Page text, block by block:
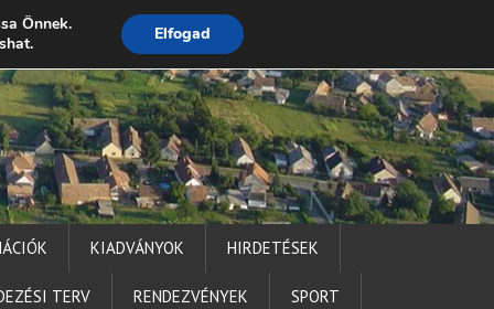
KIADVÁNYOK HIRDETÉSEK
TERV RENDEZVÉNYEK SPORT
Önnek.
Elfogad